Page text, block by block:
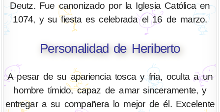
Deutz. Fue canonizado por la Iglesia Católica en
1074, y su fiesta es celebrada el 16 de marzo.
Personalidad de Heriberto
A pesar de su apariencia tosca y fría, oculta a un
hombre tímido, capaz de amar sinceramente, y
entregar a su compañera lo mejor de él. Excelente